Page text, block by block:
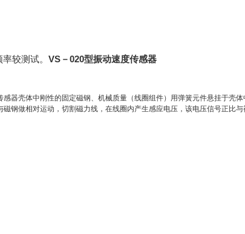
率较测试。 VS－020型振动速度传感器
器壳体中刚性的固定磁钢、机械质量（线圈组件）用弹簧元件悬挂于壳体
钢做相对运动，切割磁力线，在线圈内产生感应电压，该电压信号正比与